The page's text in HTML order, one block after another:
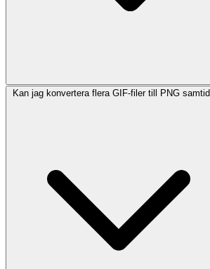
Kan jag konvertera flera GIF-filer till PNG